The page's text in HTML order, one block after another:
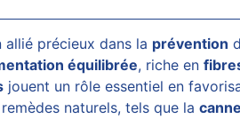
allié précieux dans la prévention
équilibrée, riche en
jouent un rôle essentiel en
naturels, tels que la